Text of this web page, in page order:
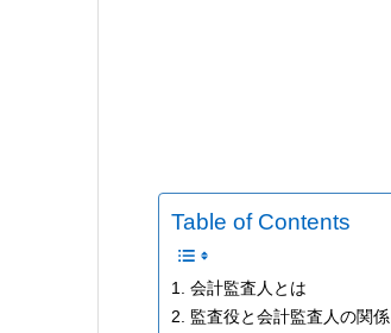
Table of Contents
1. 会計監査人とは
2. 監査役と会計監査人の関係